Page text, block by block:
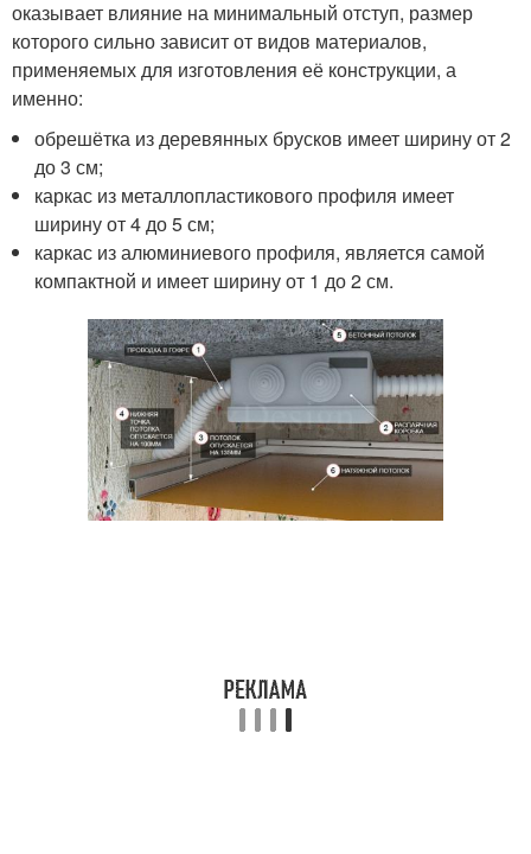
оказывает влияние на минимальный отступ, размер
которого сильно зависит от видов материалов,
применяемых для изготовления её конструкции, а
именно:
обрешётка из деревянных брусков имеет ширину от 2
до 3 см;
каркас из металлопластикового профиля имеет
ширину от 4 до 5 см;
каркас из алюминиевого профиля, является самой
компактной и имеет ширину от 1 до 2 см.